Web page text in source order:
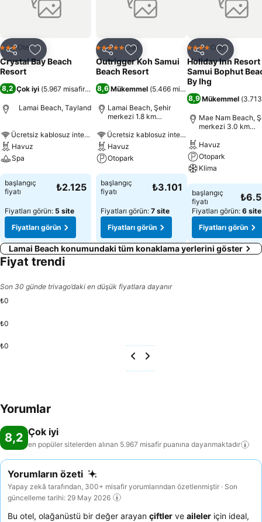
Paylaş Favorilerime ekle
3 YıldızOtel
Crystal Bay Beach
Resort
8,2 Çok iyi (5.967 misafir puanı)
Lamai Beach, Tayland
Ücretsiz kablosuz internet
Havuz
Spa
Fiyatları görün
başlangıç
fiyatı
₺2.125
Fiyatları görün: 5 site
Fiyatları görün
Paylaş Favorilerime ekle
5 Yıldız Otel
Outrigger Koh Samui
Beach Resort
8,6 Mükemmel (5.466 misafir puanı
Lamai Beach, Şehir
merkezi 1.8 km
Ücretsiz kablosuz internet
Havuz
Otopark
Fiyatları görün
başlangıç
fiyatı
₺3.101
Fiyatları görün: 7 site
Fiyatları görün
Paylaş
4 Yıldız Otel
Holiday Inn Resort
Samui Bophut
By Ihg
8,9 Mükemmel (
Mae Nam Beach,
merkezi 3.0 km
Havuz
Otopark
Klima
Fiyatları görün
başlangıç
fiyatı
Fiyatları görün: 6 site
Fiyatları görün
Lamai Beach konumundaki tüm konaklama yerlerini göster
Fiyat trendi
Son 30 günde trivago’daki en düşük fiyatlara dayanır
₺0
₺0
₺0
Yorumlar
8,2 Çok iyi
en popüler sitelerden alınan 5.967 misafir puanına dayanmaktadır
Yorumların özeti
Yapay zekâ tarafından, 300+ misafir yorumlarından özetlenmiştir · Son
güncelleme tarihi: 29 May 2026
Bu otel, olağanüstü bir değer arayan çiftler ve aileler için ideal,